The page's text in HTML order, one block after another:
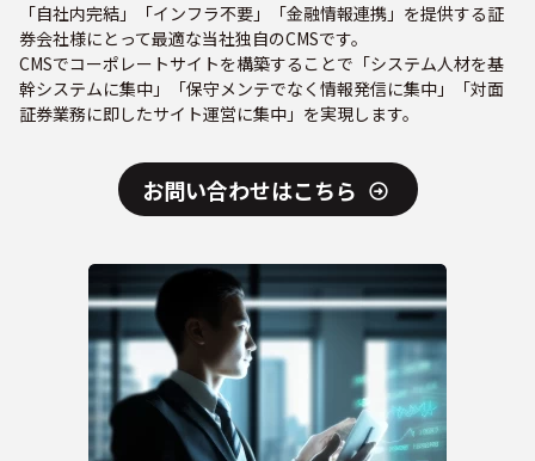
「自社内完結」「インフラ不要」「金融情報連携」を提供する証
券会社様にとって最適な当社独自のCMSです。
CMSでコーポレートサイトを構築することで「システム人材を基
幹システムに集中」「保守メンテでなく情報発信に集中」「対面
証券業務に即したサイト運営に集中」を実現します。
お問い合わせはこちら